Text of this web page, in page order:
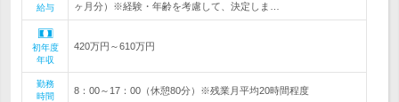
給与
ヶ月分）※経験・年齢を考慮して、決定しま…
初年度
年収
420万円～610万円
勤務
時間
8：00～17：00（休憩80分）※残業月平均20時間程度